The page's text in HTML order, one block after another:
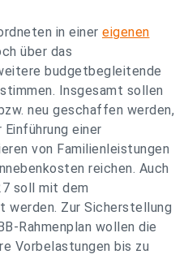
in einer eigenen
über das
budgetbegleitende
Insgesamt sollen
neu geschaffen werden,
einer
von Familienleistungen
reichen. Auch
soll mit dem
Zur Sicherstellung
Rahmenplan wollen die
Vorbelastungen bis zu